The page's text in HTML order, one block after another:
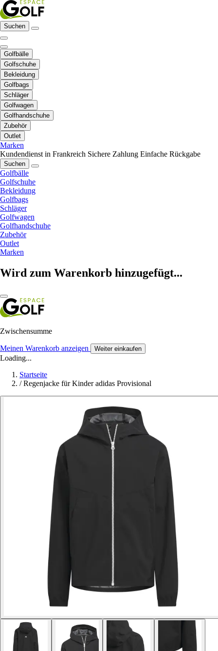
Suchen
Golfbälle
Golfschuhe
Bekleidung
Golfbags
Schläger
Golfwagen
Golfhandschuhe
Zubehör
Outlet
Marken
Kundendienst in Frankreich Sichere Zahlung Einfache Rückgabe
Suchen
Golfbälle
Golfschuhe
Bekleidung
Golfbags
Schläger
Golfwagen
Golfhandschuhe
Zubehör
Outlet
Marken
Wird zum Warenkorb hinzugefügt...
Zwischensumme
Meinen Warenkorb anzeigen Weiter einkaufen
Loading...
Startseite
/ Regenjacke für Kinder adidas Provisional